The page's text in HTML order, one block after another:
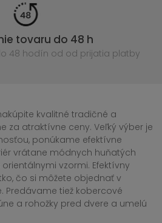
tovaru do 48 h
48 hodín od od prijatia platby
kvalitné tradičné a
za atraktívne ceny. Veľký výber je
ponúkame efektívne
vrátane módnych huňatých
vzormi. Efektívny
čo si môžete objednať v
Predávame tiež kobercové
a rohožky pred dvere a umelú